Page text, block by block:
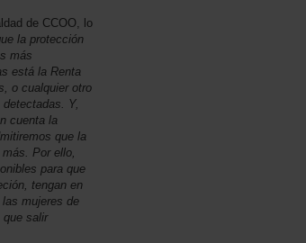
de CCOO, lo
la protección
más
está la Renta
o cualquier otro
Y,
cuenta la
que la
Por ello,
para que
tengan en
mujeres de
salir